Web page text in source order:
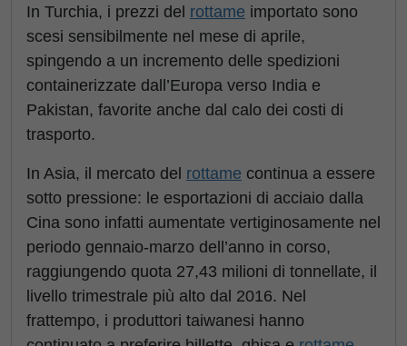
In Turchia, i prezzi del rottame importato sono
scesi sensibilmente nel mese di aprile,
spingendo a un incremento delle spedizioni
containerizzate dall’Europa verso India e
Pakistan, favorite anche dal calo dei costi di
trasporto.
In Asia, il mercato del rottame continua a essere
sotto pressione: le esportazioni di acciaio dalla
Cina sono infatti aumentate vertiginosamente nel
periodo gennaio-marzo dell’anno in corso,
raggiungendo quota 27,43 milioni di tonnellate, il
livello trimestrale più alto dal 2016. Nel
frattempo, i produttori taiwanesi hanno